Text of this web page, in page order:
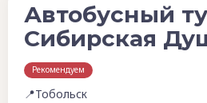
Автобусный
Сибирская
Рекомендуем
📍Тобольск